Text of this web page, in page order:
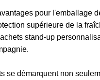
pour l'emballage
supérieure de la
stand-up
se démarquent non